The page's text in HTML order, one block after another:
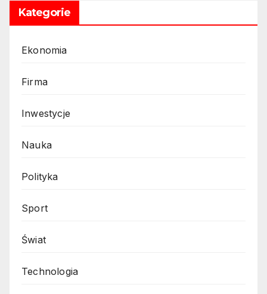
Kategorie
Ekonomia
Firma
Inwestycje
Nauka
Polityka
Sport
Świat
Technologia